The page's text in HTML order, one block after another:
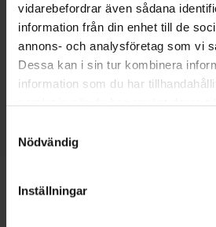
vidarebefordrar även sådana
information från din enhet till de
annons- och analysföretag som vi
Dessa kan i sin tur kombinera
information som du har
samlat in när du har använt deras
Nödvändig
Inställningar